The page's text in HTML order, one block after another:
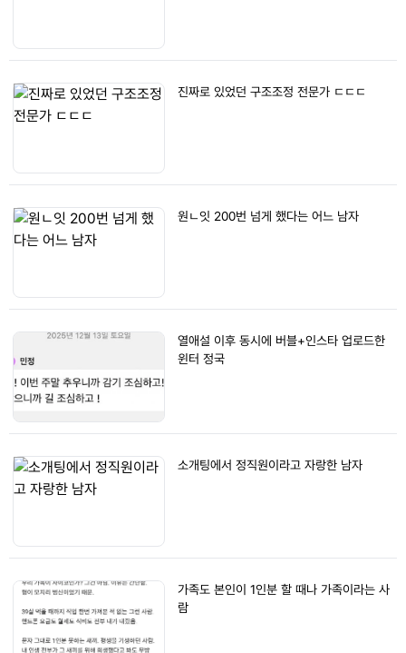
진짜로 있었던 구조조정 전문가 ㄷㄷㄷ
원ㄴ잇 200번 넘게 했다는 어느 남자
열애설 이후 동시에 버블+인스타 업로드한
윈터 정국
소개팅에서 정직원이라고 자랑한 남자
가족도 본인이 1인분 할 때나 가족이라는 사
람